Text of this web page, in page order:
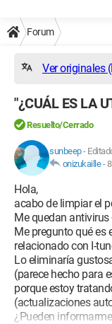
Forum
Ver originales
"¿CUÁL ES LA
Resuelto/Cerrado
sunbeep-
onizukaille-
Hola,
acabo de limpiar el
Me quedan
Me pregunto qué es
relacionado con I-
Lo eliminaría
(parece hecho para
porque estoy
(actualizaciones
¿Pueden